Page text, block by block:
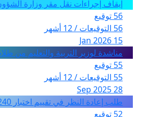
إيقاف إجراءات نقل مقر وزارة
56 توقيع
56 التوقيعات / 12 أشهر
15 Jan 2026
مناشدة لوزير التربية والتعليم من
55 توقيع
55 التوقيعات / 12 أشهر
28 Sep 2025
طلب إعادة النظر في تقييم اختبار MAT240 ومنح Bonus
52 توقيع